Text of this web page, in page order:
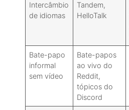
Intercâmbio
de idiomas
Tandem,
HelloTalk
Bate-papo
informal
sem vídeo
Bate-papos
ao vivo do
Reddit,
tópicos do
Discord